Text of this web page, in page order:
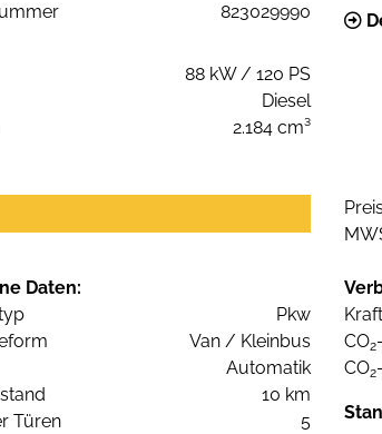
823029990
88 kW / 120 PS
Diesel
2.184 cm³
Daten:
Pkw
Van / Kleinbus
Automatik
10 km
Türen
5
CO2
CO2